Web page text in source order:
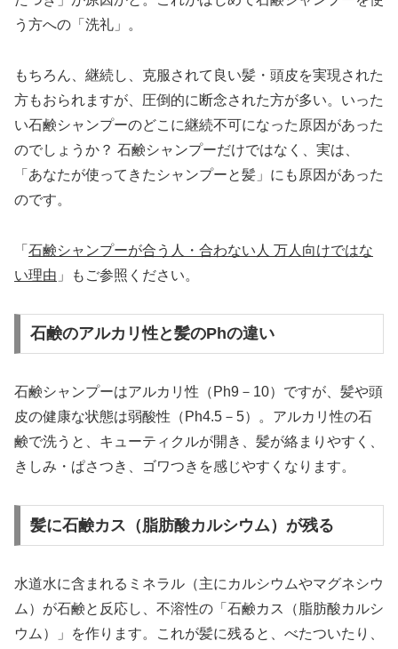
う方への「洗礼」。
もちろん、継続し、克服されて良い髪・頭皮を実現された
方もおられますが、圧倒的に断念された方が多い。いった
い石鹸シャンプーのどこに継続不可になった原因があった
のでしょうか？ 石鹸シャンプーだけではなく、実は、
「あなたが使ってきたシャンプーと髪」にも原因があった
のです。
「 石鹸シャンプーが合う人・合わない人 万人向けではな
い理由 」もご参照ください。
石鹸のアルカリ性と髪のPhの違い
石鹸シャンプーはアルカリ性（Ph9－10）ですが、髪や頭
皮の健康な状態は弱酸性（Ph4.5－5）。アルカリ性の石
鹸で洗うと、キューティクルが開き、髪が絡まりやすく、
きしみ・ぱさつき、ゴワつきを感じやすくなります。
髪に石鹸カス（脂肪酸カルシウム）が残る
水道水に含まれるミネラル（主にカルシウムやマグネシウ
ム）が石鹸と反応し、不溶性の「石鹸カス（脂肪酸カルシ
ウム）」を作ります。これが髪に残ると、べたついたり、